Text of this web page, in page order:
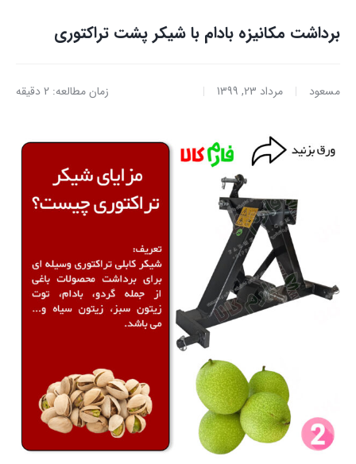
برداشت مکانیزه بادام با شیکر پشت تراکتوری
مسعود مرداد 23, 1399 زمان مطالعه: 2 دقیقه